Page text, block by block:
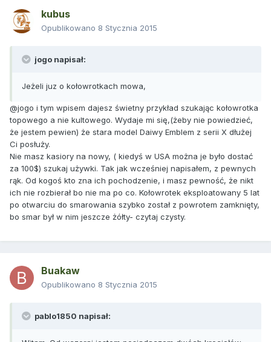
kubus
Opublikowano 8 Stycznia 2015
jogo napisał:
Jeżeli juz o kołowrotkach mowa,
@jogo i tym wpisem dajesz świetny przykład szukając kołowrotka
topowego a nie kultowego. Wydaje mi się,(żeby nie powiedzieć,
że jestem pewien) że stara model Daiwy Emblem z serii X dłużej
Ci posłuży.
Nie masz kasiory na nowy, ( kiedyś w USA można je było dostać
za 100$) szukaj używki. Tak jak wcześniej napisałem, z pewnych
rąk. Od kogoś kto zna ich pochodzenie, i masz pewność, że nikt
ich nie rozbierał bo nie ma po co. Kołowrotek eksploatowany 5 lat
po otwarciu do smarowania szybko został z powrotem zamknięty,
bo smar był w nim jeszcze żółty- czytaj czysty.
Buakaw
Opublikowano 8 Stycznia 2015
pablo1850 napisał: